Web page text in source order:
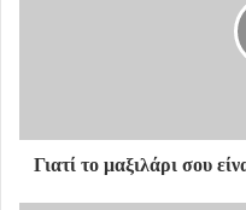
Γιατί το μαξιλάρι σου